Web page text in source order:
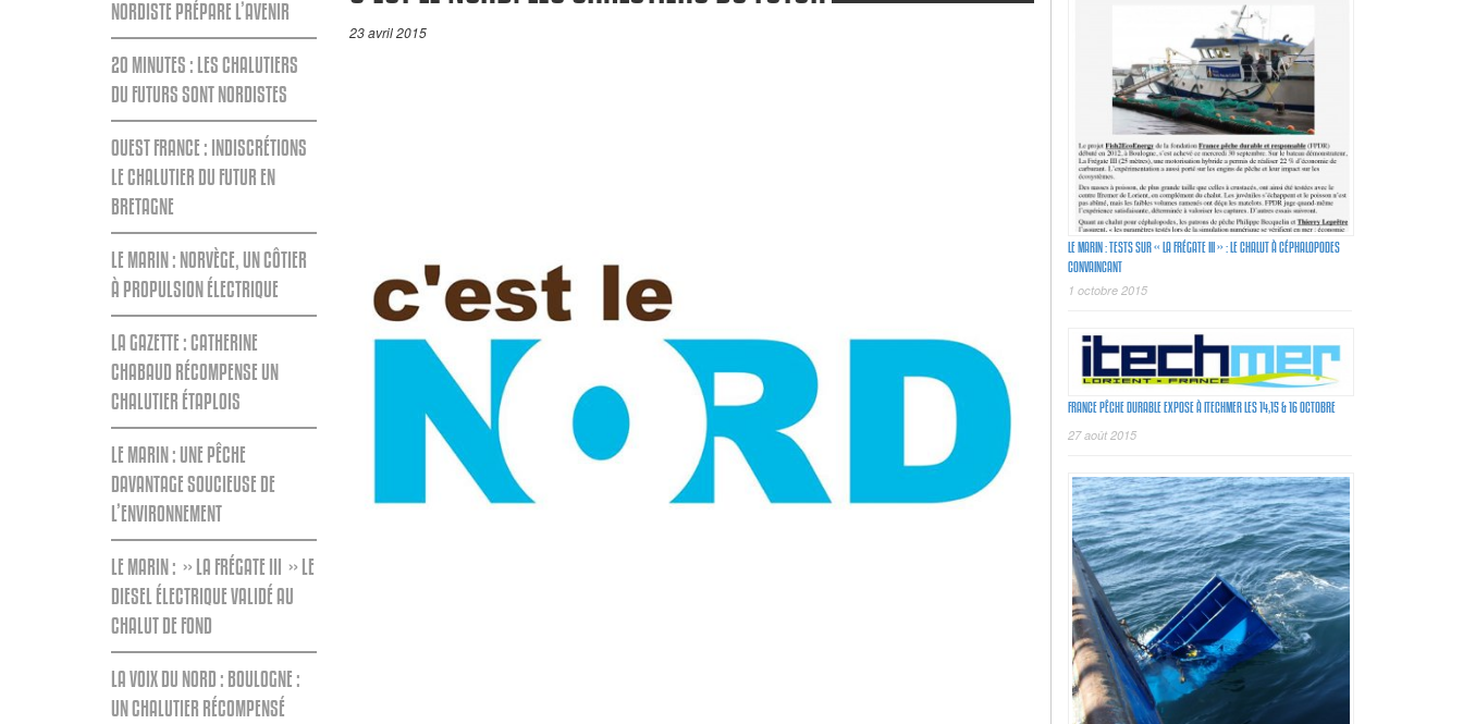
NORDISTE PRÉPARE L’AVENIR
20 MINUTES : LES CHALUTIERS
DU FUTURS SONT NORDISTES
OUEST FRANCE : INDISCRÉTIONS
LE CHALUTIER DU FUTUR EN
BRETAGNE
LE MARIN : NORVÈGE, UN CÔTIER
À PROPULSION ÉLECTRIQUE
LA GAZETTE : CATHERINE
CHABAUD RÉCOMPENSE UN
CHALUTIER ÉTAPLOIS
LE MARIN : UNE PÊCHE
DAVANTAGE SOUCIEUSE DE
L’ENVIRONNEMENT
LE MARIN : » LA FRÉGATE III » LE
DIESEL ÉLECTRIQUE VALIDÉ AU
CHALUT DE FOND
LA VOIX DU NORD : BOULOGNE :
UN CHALUTIER RÉCOMPENSÉ
23 avril 2015
LE MARIN : TESTS SUR « LA FRÉGATE III » : LE CHALUT À CÉPHALOPODES
CONVAINCANT
1 octobre 2015
FRANCE PÊCHE DURABLE EXPOSE À ITECHMER LES 14,15 & 16 OCTOBRE
27 août 2015